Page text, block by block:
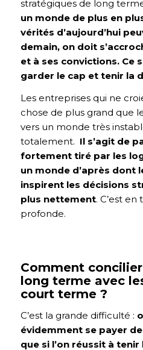
stratégiques de long
un monde de plus en
vérités d’aujourd’hui
demain, on doit
et à ses convictions. Ce
garder le cap et tenir la
Les entreprises qui ne
chose de plus grand que
vers un monde très
totalement. Il s’agit de
fortement tiré par les
un monde d’après dont
inspirent les décisions
plus nettement. C’est
profonde.
Comment
long terme avec
court terme ?
C’est la grande difficulté :
évidemment se payer
que si l’on réussit à tenir